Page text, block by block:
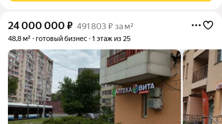
24 000 000 ₽ 491 803 ₽ за м²
48,8 м² готовый бизнес 1 этаж из 25